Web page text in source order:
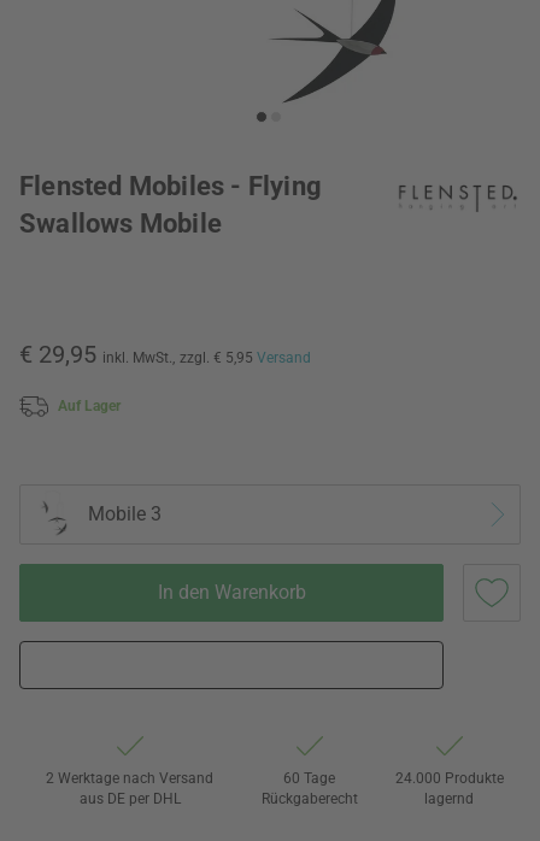
Flensted Mobiles - Flying
Swallows Mobile
€ 29,95 inkl. MwSt., zzgl. € 5,95 Versand
Auf Lager
Mobile 3
In den Warenkorb
2 Werktage nach Versand
aus DE per DHL
60 Tage
Rückgaberecht
24.000 Produkte
lagernd